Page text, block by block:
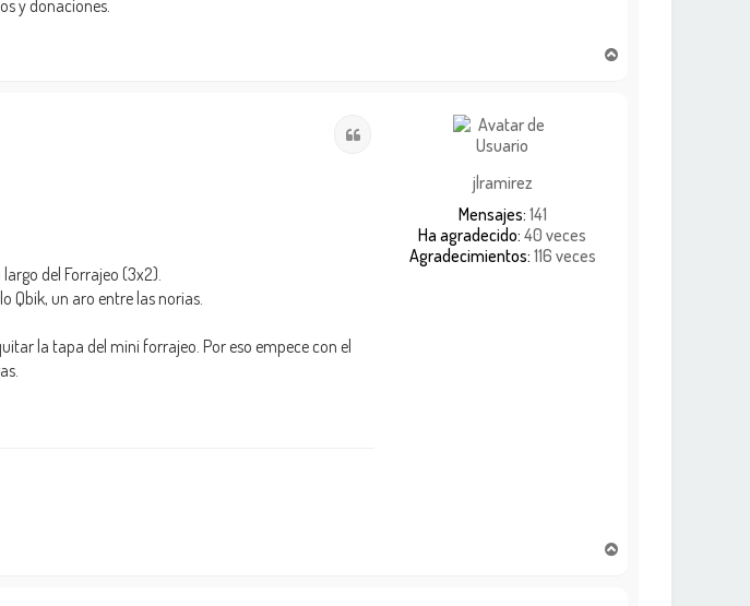
y donaciones.
jlramirez
Mensajes: 141
Ha agradecido: 40 veces
Agradecimientos: 116 veces
del Forrajeo (3x2).
Qbik, un aro entre las norias.
la tapa del mini forrajeo. Por eso empece con el